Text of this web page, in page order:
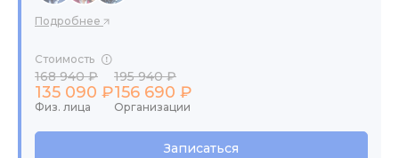
Подробнее
Стоимость
168 940 ₽
135 090 ₽
Физ. лица
195 940 ₽
156 690 ₽
Организации
Записаться